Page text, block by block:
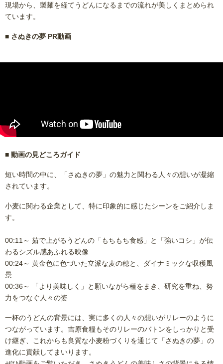
現場から、製麺を経てうどんになるまでの流れが美しくまとめられ
ています。
■ さぬきの夢 PR動画
■ 動画の見どころガイド
短い時間の中に、「さぬきの夢」の魅力と関わる人々の想いが凝縮
されています。
小麦に関わる企業として、特に印象的に感じたシーンをご紹介しま
す。
00:11～ 茹で上がるうどんの「もちもち食感」と「強いコシ」が伝
わるシズル感あふれる映像
00:24～ 黄金色に色づいた立派な麦の穂と、ダイナミックな収穫風
景
00:36～ 「より美味しく」と願いながら種をまき、研究を重ね、努
力をつなぐ人々の姿
一杯のうどんの背景には、実に多くの人々の想いがリレーのように
つながっています。吉原食糧もそのリレーのバトンをしっかりと受
け継ぎ、これからも良質な小麦粉づくりを通じて「さぬきの夢」の
進化に貢献してまいります。